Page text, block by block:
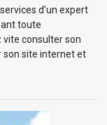
d’un expert
toute
vite consulter son
site internet et